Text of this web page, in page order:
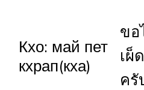
Кхо: май пет
кхрап(кха)
ขอ
เผ็ด
ครั